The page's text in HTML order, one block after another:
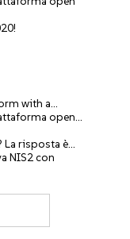
with a…
open…
La risposta è…
NIS2 con